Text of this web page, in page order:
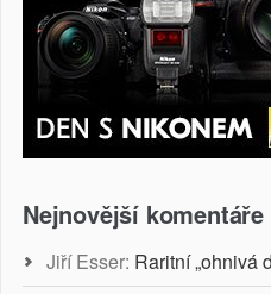
Nejnovější komentáře
Jiří Esser: Raritní „ohnivá